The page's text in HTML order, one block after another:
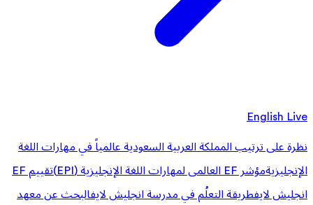
English Live
نظرة على ترتيب المملكة العربية السعودية عالمياً في مهارات اللغة
الإنجليزيةمؤشر EF العالمى لمهارات اللغة الإنجليزية (EPI)
تقييم EF
انجليش لايفطريقة التعلُم في مدرسة انجليش لايفالبحث عن معهد